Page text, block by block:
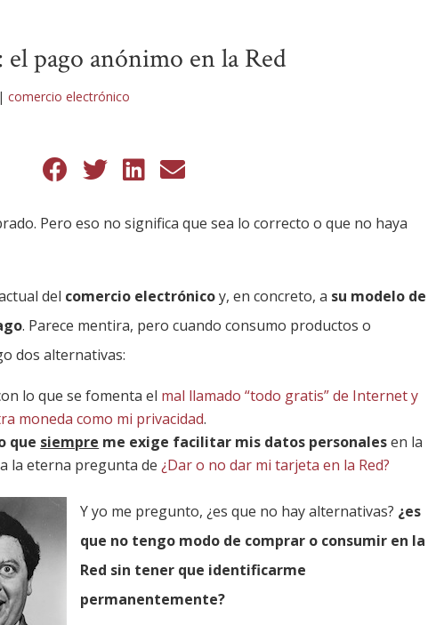
pago anónimo en la Red
|comercio electrónico
Pero eso no significa que sea lo correcto o que no haya
del comercio electrónicoy, en concreto, a su modelo de
. Parece mentira, pero cuando consumo productos o
dos alternativas:
lo que se fomenta el mal llamado “todo gratis” de Internet y
moneda como mi privacidad.
que siempre me exige facilitar mis datos personalesen la
la eterna pregunta de¿Dar o no dar mi tarjeta en la Red?
Y yo me pregunto, ¿es que no hay alternativas? ¿es
que no tengo modo de comprar o consumir en la
Red sin tener que identificarme
permanentemente?